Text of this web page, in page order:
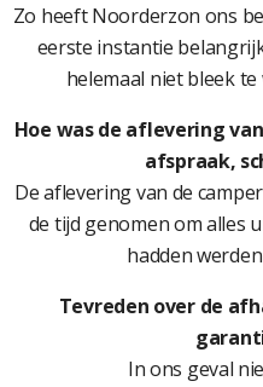
Zo heeft Noorderzon ons
eerste instantie
helemaal niet bleek
Hoe was de aflevering
afspraak,
De aflevering van de
de tijd genomen om alles
hadden
Tevreden over de
In ons geval